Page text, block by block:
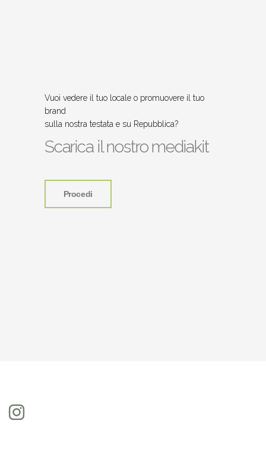
Vuoi vedere il tuo locale o promuovere il tuo
brand
sulla nostra testata e su Repubblica?
Scarica il nostro mediakit
Procedi